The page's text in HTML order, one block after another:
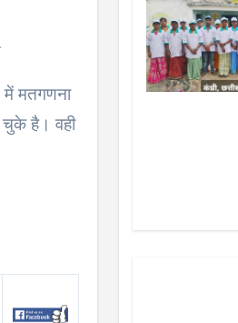
मतगणना
चुके है। वही